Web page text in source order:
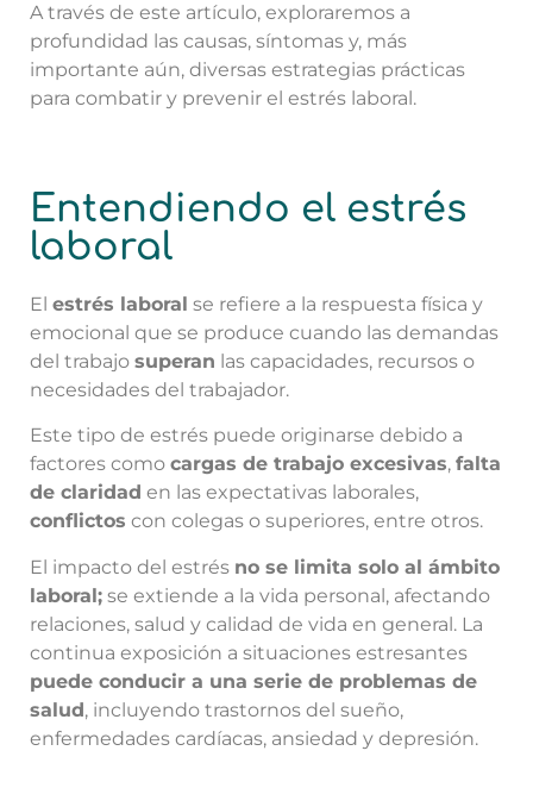
A través de este artículo, exploraremos a
profundidad las causas, síntomas y, más
importante aún, diversas estrategias prácticas
para combatir y prevenir el estrés laboral.
Entendiendo el estrés
laboral
El estrés laboral se refiere a la respuesta física y
emocional que se produce cuando las demandas
del trabajo superan las capacidades, recursos o
necesidades del trabajador.
Este tipo de estrés puede originarse debido a
factores como cargas de trabajo excesivas, falta
de claridad en las expectativas laborales,
conflictos con colegas o superiores, entre otros.
El impacto del estrés no se limita solo al ámbito
laboral; se extiende a la vida personal, afectando
relaciones, salud y calidad de vida en general. La
continua exposición a situaciones estresantes
puede conducir a una serie de problemas de
salud, incluyendo trastornos del sueño,
enfermedades cardíacas, ansiedad y depresión.